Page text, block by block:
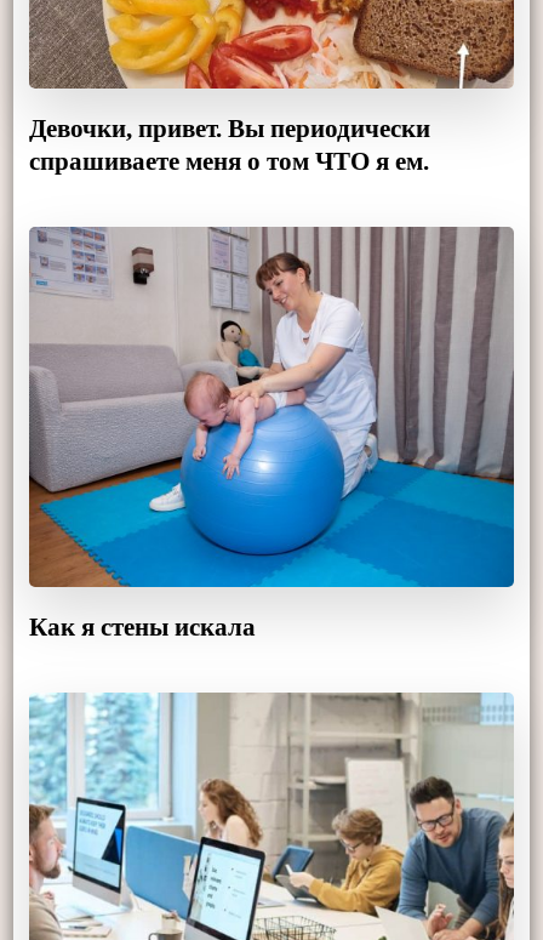
Девочки, привет. Вы периодически
спрашиваете меня о том ЧТО я ем.
Как я стены искала